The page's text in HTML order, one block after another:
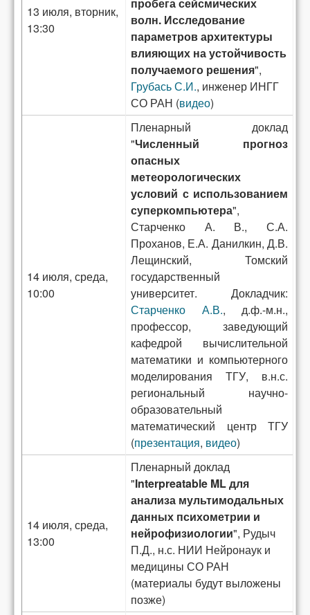
13 июля, вторник,
13:30
волн. Исследование
параметров архитектуры
влияющих на устойчивость
получаемого решения",
Грубась С.И., инженер ИНГГ
СО РАН (видео)
14 июля, среда,
10:00
Пленарный доклад
"Численный прогноз
опасных
метеорологических
условий с использованием
суперкомпьютера",
Старченко А. В., С.А.
Проханов, Е.А. Данилкин, Д.В.
Лещинский, Томский
государственный
университет. Докладчик:
Старченко А.В., д.ф.-м.н.,
профессор, заведующий
кафедрой вычислительной
математики и компьютерного
моделирования ТГУ, в.н.с.
региональный научно-
образовательный
математический центр ТГУ
(презентация, видео)
14 июля, среда,
13:00
Пленарный доклад
"Interpreatable ML для
анализа мультимодальных
данных психометрии и
нейрофизиологии", Рудыч
П.Д., н.с. НИИ Нейронаук и
медицины СО РАН
(материалы будут выложены
позже)